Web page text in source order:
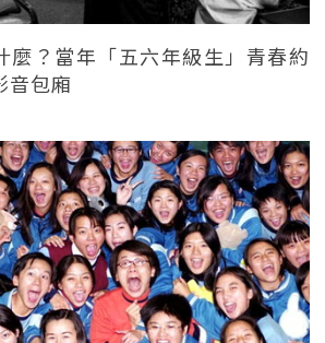
麼？當年「五六年級生」青春約
音包廂